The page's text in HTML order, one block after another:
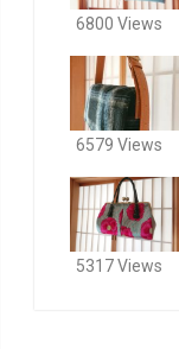
6800 Views
6579 Views
5317 Views